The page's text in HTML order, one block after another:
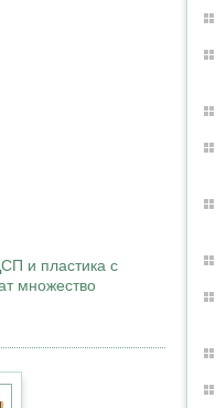
и пластика с
множество